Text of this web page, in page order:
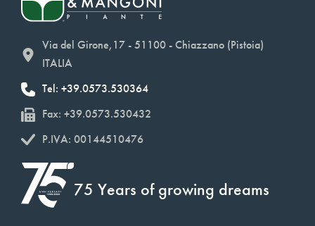
Via del Girone,17 - 51100 - Chiazzano (Pistoia)
ITALIA
Tel: +39.0573.530364
Fax: +39.0573.530432
P.IVA: 00144510476
75 Years of growing dreams